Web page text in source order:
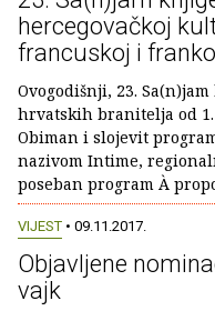
hercegovačkoj
francuskoj i
Ovogodišnji, 23.
hrvatskih branitelja od 1.
Obiman i slojevit
nazivom Intime,
poseban program À
VIJEST • 09.11.2017.
Objavljene
vajk